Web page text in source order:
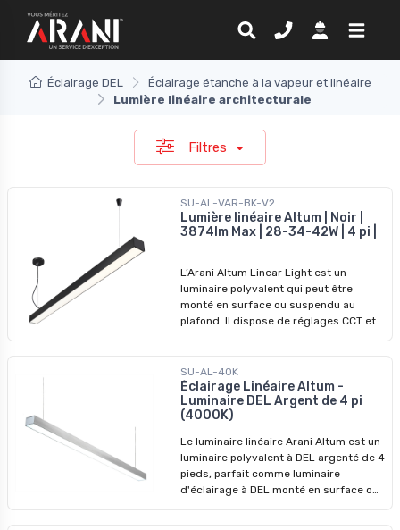
Éclairage DEL
Éclairage étanche à la vapeur et linéaire
Lumière linéaire architecturale
Filtres
SU-AL-VAR-BK-V2
Lumière linéaire Altum | Noir |
3874lm Max | 28-34-42W | 4 pi |
L’Arani Altum Linear Light est un
luminaire polyvalent qui peut être
monté en surface ou suspendu au
plafond. Il dispose de réglages CCT et
pour créer un chef-d’œuvre d’éclairage.
Cette lumière noire élégante et
puissante est parfaite pour de
nombreuses applications.
SU-AL-40K
Éclairage Linéaire Altum -
Luminaire DEL Argent de 4 pi
(4000K)
Le luminaire linéaire Arani Altum est un
luminaire polyvalent à DEL argenté de 4
pieds, parfait comme luminaire
d'éclairage à DEL monté en surface ou